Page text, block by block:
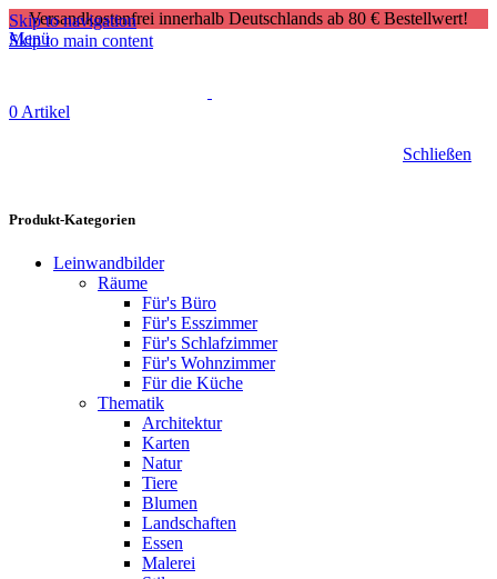
Skip to navigation
Skip to main content
Versandkostenfrei innerhalb Deutschlands ab 80 € Bestellwert!
Menü
0 Artikel
Schließen
Produkt-Kategorien
Leinwandbilder
Räume
Für's Büro
Für's Esszimmer
Für's Schlafzimmer
Für's Wohnzimmer
Für die Küche
Thematik
Architektur
Karten
Natur
Tiere
Blumen
Landschaften
Essen
Malerei